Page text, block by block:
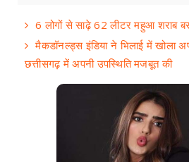
6 लोगों से साढ़े 62 लीटर महुआ शराब
मैकडॉनल्ड्स इंडिया ने भिलाई में खोला
छत्तीसगढ़ में अपनी उपस्थिति मजबूत की